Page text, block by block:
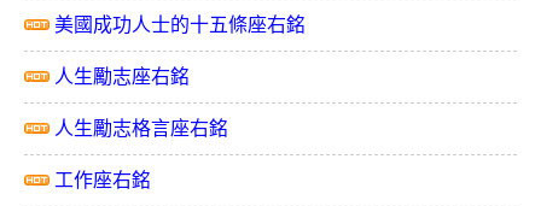
美國成功人士的十五條座右銘
人生勵志座右銘
人生勵志格言座右銘
工作座右銘